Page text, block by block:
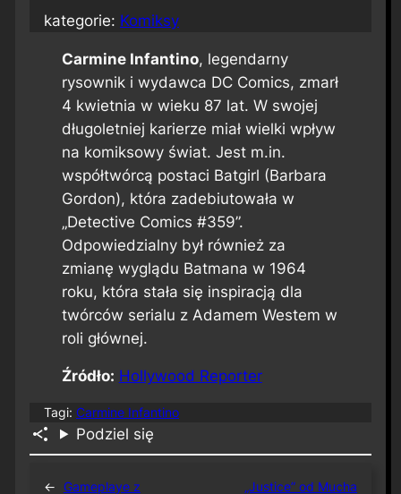
kategorie: Komiksy
Carmine Infantino, legendarny
rysownik i wydawca DC Comics, zmarł
4 kwietnia w wieku 87 lat. W swojej
długoletniej karierze miał wielki wpływ
na komiksowy świat. Jest m.in.
współtwórcą postaci Batgirl (Barbara
Gordon), która zadebiutowała w
„Detective Comics #359”.
Odpowiedzialny był również za
zmianę wyglądu Batmana w 1964
roku, która stała się inspiracją dla
twórców serialu z Adamem Westem w
roli głównej.
Źródło: Hollywood Reporter
Tagi: Carmine Infantino
Podziel się
← Gameplaye z
„Justice” od Mucha